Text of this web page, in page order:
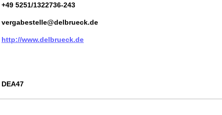
+49 5251/1322736-243
vergabestelle@delbrueck.de
http://www.delbrueck.de
DEA47